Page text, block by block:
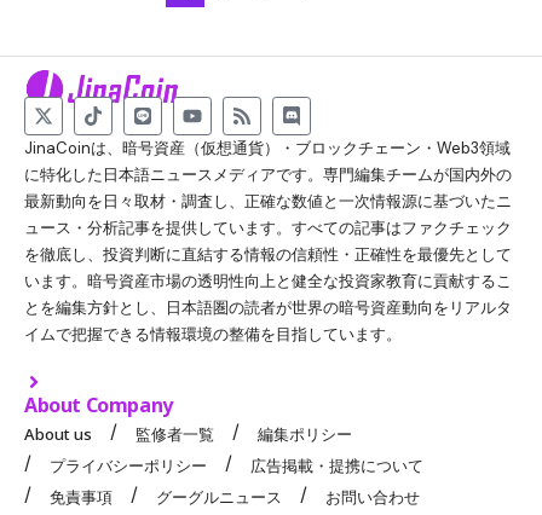
JinaCoinは、暗号資産（仮想通貨）・ブロックチェーン・Web3領域
に特化した日本語ニュースメディアです。専門編集チームが国内外の
最新動向を日々取材・調査し、正確な数値と一次情報源に基づいたニ
ュース・分析記事を提供しています。すべての記事はファクチェック
を徹底し、投資判断に直結する情報の信頼性・正確性を最優先として
います。暗号資産市場の透明性向上と健全な投資家教育に貢献するこ
とを編集方針とし、日本語圏の読者が世界の暗号資産動向をリアルタ
イムで把握できる情報環境の整備を目指しています。
About Company
About us 監修者一覧
編集ポリシー
プライバシーポリシー
広告掲載・提携について
免責事項
グーグルニュース お問い合わせ